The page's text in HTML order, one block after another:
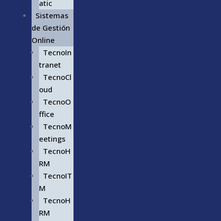
atic
Sistemas
de Gestión
Online
TecnoIn
tranet
TecnoCl
oud
TecnoO
ffice
TecnoM
eetings
TecnoH
RM
TecnoIT
M
TecnoH
RM